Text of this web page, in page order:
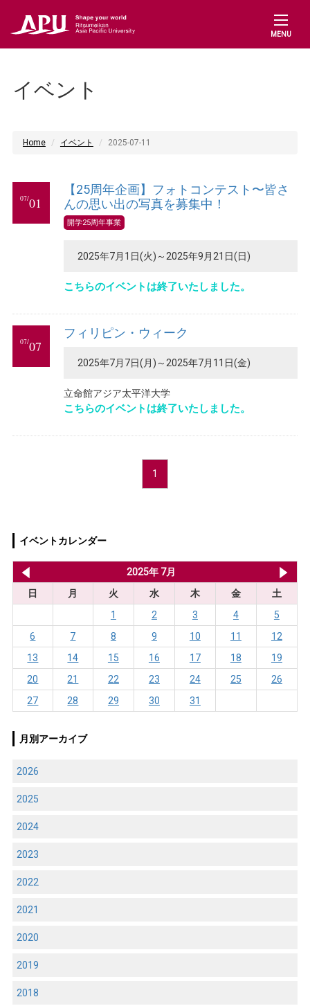
MENU
イベント
Home イベント 2025-07-11
07/01
【25周年企画】フォトコンテスト〜皆さ
んの思い出の写真を募集中！
開学25周年事業
2025年7月1日(火)～2025年9月21日(日)
こちらのイベントは終了いたしました。
07/07
フィリピン・ウィーク
2025年7月7日(月)～2025年7月11日(金)
立命館アジア太平洋大学
こちらのイベントは終了いたしました。
1
イベントカレンダー
2025年 7月
日
月 火 水 木 金
土
1
2 3 4
5
6
7 8 9 10 11
12
13
14 15 16 17 18
19
20
21 22 23 24 25
26
27
28 29 30 31
月別アーカイブ
2026
2025
2024
2023
2022
2021
2020
2019
2018